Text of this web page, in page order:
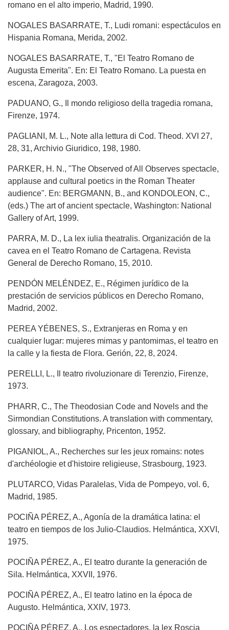
romano en el alto imperio, Madrid, 1990.
NOGALES BASARRATE, T., Ludi romani: espectáculos en
Hispania Romana, Merida, 2002.
NOGALES BASARRATE, T., "El Teatro Romano de
Augusta Emerita". En: El Teatro Romano. La puesta en
escena, Zaragoza, 2003.
PADUANO, G., Il mondo religioso della tragedia romana,
Firenze, 1974.
PAGLIANI, M. L., Note alla lettura di Cod. Theod. XVI 27,
28, 31, Archivio Giuridico, 198, 1980.
PARKER, H. N., "The Observed of All Observes spectacle,
applause and cultural poetics in the Roman Theater
audience". En: BERGMANN, B., and KONDOLEON, C.,
(eds.) The art of ancient spectacle, Washington: National
Gallery of Art, 1999.
PARRA, M. D., La lex iulia theatralis. Organización de la
cavea en el Teatro Romano de Cartagena. Revista
General de Derecho Romano, 15, 2010.
PENDÓN MELÉNDEZ, E., Régimen jurídico de la
prestación de servicios públicos en Derecho Romano,
Madrid, 2002.
PEREA YÉBENES, S., Extranjeras en Roma y en
cualquier lugar: mujeres mimas y pantomimas, el teatro en
la calle y la fiesta de Flora. Gerión, 22, 8, 2024.
PERELLI, L., Il teatro rivoluzionare di Terenzio, Firenze,
1973.
PHARR, C., The Theodosian Code and Novels and the
Sirmondian Constitutions. A translation with commentary,
glossary, and bibliography, Pricenton, 1952.
PIGANIOL, A., Recherches sur les jeux romains: notes
d'archéologie et d'histoire religieuse, Strasbourg, 1923.
PLUTARCO, Vidas Paralelas, Vida de Pompeyo, vol. 6,
Madrid, 1985.
POCIÑA PÉREZ, A., Agonía de la dramática latina: el
teatro en tiempos de los Julio-Claudios. Helmántica, XXVI,
1975.
POCIÑA PÉREZ, A., El teatro durante la generación de
Sila. Helmántica, XXVII, 1976.
POCIÑA PÉREZ, A., El teatro latino en la época de
Augusto. Helmántica, XXIV, 1973.
POCIÑA PÉREZ, A., Los espectadores, la lex Roscia